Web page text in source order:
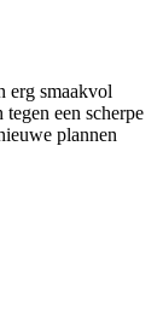
erg smaakvol
een scherpe
plannen